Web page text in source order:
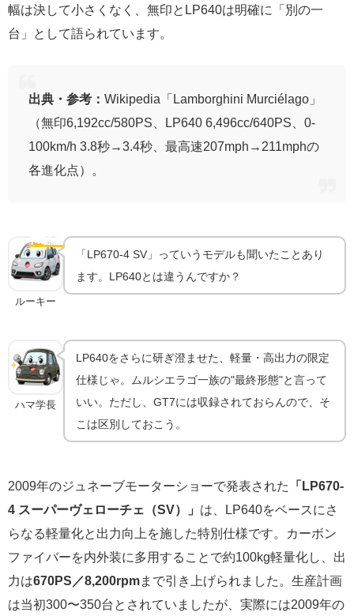
幅は決して小さくなく、無印とLP640は明確に「別の一
台」として語られています。
出典・参考： Wikipedia「Lamborghini Murciélago」
（無印6,192cc/580PS、LP640 6,496cc/640PS、0-
100km/h 3.8秒→3.4秒、最高速207mph→211mphの
各進化点）。
🏎️特別仕様
最終進化形｜LP670-4 スーパーヴェローチェ（SV）
ルーキー
「LP670-4 SV」っていうモデルも聞いたことあり
ます。LP640とは違うんですか？
ハマ学長
LP640をさらに研ぎ澄ませた、軽量・高出力の限定
仕様じゃ。ムルシエラゴ一族の"最終形態"と言って
いい。ただし、GT7には収録されておらんので、そ
こは区別しておこう。
2009年のジュネーブモーターショーで発表された
「LP670-
4 スーパーヴェローチェ（SV）」 は、LP640をベースにさ
らなる軽量化と出力向上を施した特別仕様です。カーボン
ファイバーを内外装に多用することで約100kg軽量化し、出
力は670PS／8,200rpmまで引き上げられました。生産計画
は当初300〜350台とされていましたが、実際には2009年の